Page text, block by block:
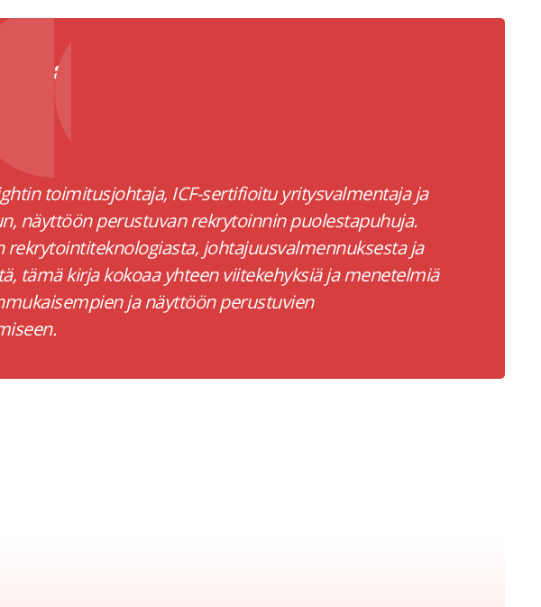
toimitusjohtaja, ICF-sertifioitu yritysvalmentaja ja
näyttöön perustuvan rekrytoinnin puolestapuhuja.
rekrytointiteknologiasta, johtajuusvalmennuksesta ja
tämä kirja kokoaa yhteen viitekehyksiä ja menetelmiä
ja näyttöön perustuvien